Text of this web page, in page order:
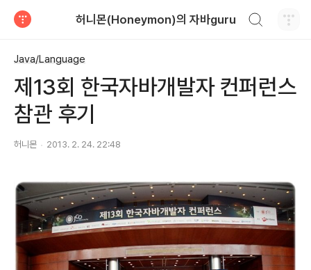
허니몬(Honeymon)의 자바guru
Java/Language
제13회 한국자바개발자 컨퍼런스
참관 후기
허니몬 2013. 2. 24. 22:48